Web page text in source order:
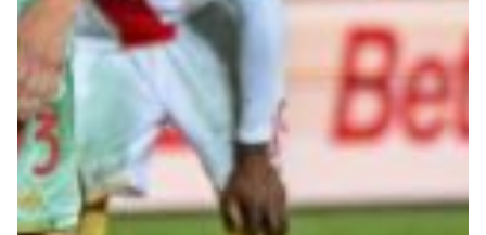
Summer Sale
Mare
Accessori
Party